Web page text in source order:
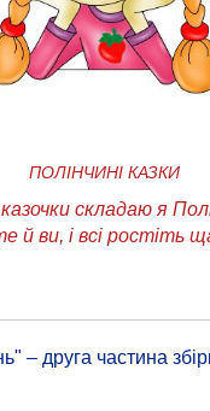
ПОЛІНЧИНІ КАЗКИ
складаю я
й ви, і всі ростіть
друга частина